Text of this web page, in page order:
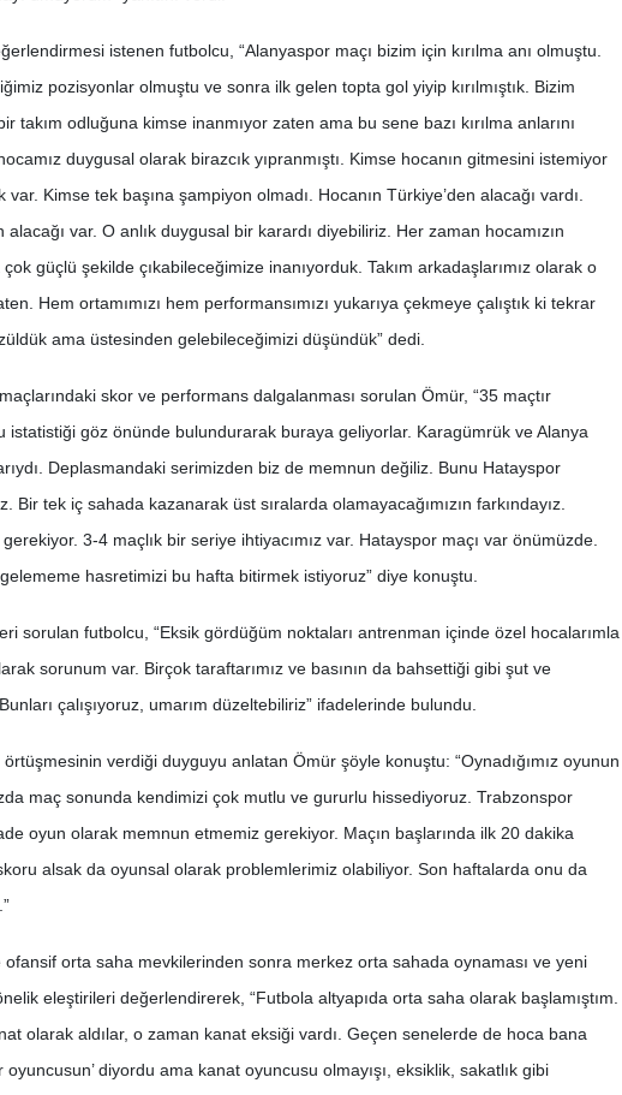
istenen futbolcu, “Alanyaspor maçı bizim için kırılma anı olmuştu.
pozisyonlar olmuştu ve sonra ilk gelen topta gol yiyip kırılmıştık. Bizim
takım odluğuna kimse inanmıyor zaten ama bu sene bazı kırılma anlarını
duygusal olarak birazcık yıpranmıştı. Kimse hocanın gitmesini istemiyor
Kimse tek başına şampiyon olmadı. Hocanın Türkiye’den alacağı vardı.
alacağı var. O anlık duygusal bir karardı diyebiliriz. Her zaman hocamızın
güçlü şekilde çıkabileceğimize inanıyorduk. Takım arkadaşlarımız olarak o
Hem ortamımızı hem performansımızı yukarıya çekmeye çalıştık ki tekrar
ama üstesinden gelebileceğimizi düşündük” dedi.
skor ve performans dalgalanması sorulan Ömür, “35 maçtır
istatistiği göz önünde bulundurarak buraya geliyorlar. Karagümrük ve Alanya
Deplasmandaki serimizden biz de memnun değiliz. Bunu Hatayspor
Bir tek iç sahada kazanarak üst sıralarda olamayacağımızın farkındayız.
3-4 maçlık bir seriye ihtiyacımız var. Hatayspor maçı var önümüzde.
hasretimizi bu hafta bitirmek istiyoruz” diye konuştu.
sorulan futbolcu, “Eksik gördüğüm noktaları antrenman içinde özel hocalarımla
sorunum var. Birçok taraftarımız ve basının da bahsettiği gibi şut ve
çalışıyoruz, umarım düzeltebiliriz” ifadelerinde bulundu.
verdiği duyguyu anlatan Ömür şöyle konuştu: “Oynadığımız oyunun
maç sonunda kendimizi çok mutlu ve gururlu hissediyoruz. Trabzonspor
oyun olarak memnun etmemiz gerekiyor. Maçın başlarında ilk 20 dakika
alsak da oyunsal olarak problemlerimiz olabiliyor. Son haftalarda onu da
orta saha mevkilerinden sonra merkez orta sahada oynaması ve yeni
eleştirileri değerlendirerek, “Futbola altyapıda orta saha olarak başlamıştım.
olarak aldılar, o zaman kanat eksiği vardı. Geçen senelerde de hoca bana
diyordu ama kanat oyuncusu olmayışı, eksiklik, sakatlık gibi